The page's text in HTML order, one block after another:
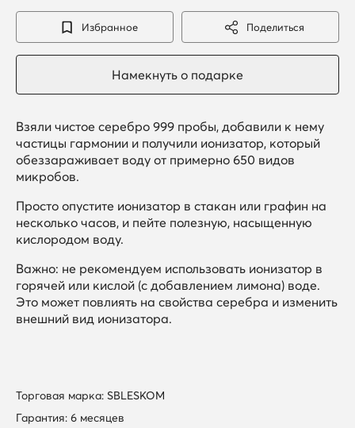
Избранное Поделиться
Взяли чистое серебро 999 пробы, добавили к нему
частицы гармонии и получили ионизатор, который
обеззараживает воду от примерно 650 видов
микробов.
Просто опустите ионизатор в стакан или графин на
несколько часов, и пейте полезную, насыщенную
кислородом воду.
Важно: не рекомендуем использовать ионизатор в
горячей или кислой (с добавлением лимона) воде.
Это может повлиять на свойства серебра и изменить
внешний вид ионизатора.
Торговая марка: SBLESKOM
Гарантия: 6 месяцев